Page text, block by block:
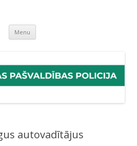
Menu Skip
content
autovadītājus